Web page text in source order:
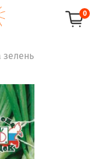
0
зелень